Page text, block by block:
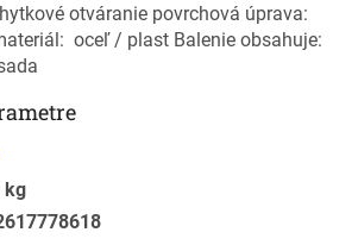
otváranie povrchová úprava:
oceľ / plast Balenie obsahuje:
kg